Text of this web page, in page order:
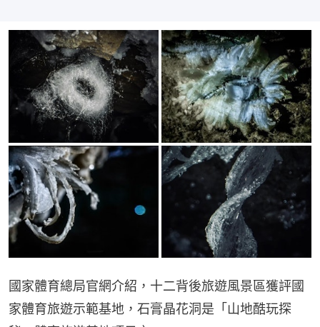
國家體育總局官網介紹，十二背後旅遊風景區獲評國
家體育旅遊示範基地，石膏晶花洞是「山地酷玩探